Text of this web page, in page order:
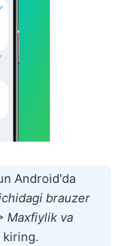
Android'da
brauzer
Maxfiylik va
kiring.